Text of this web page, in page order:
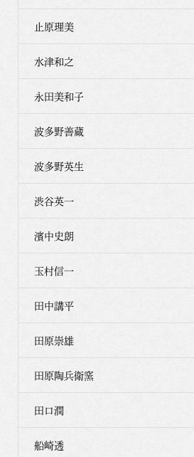
止原理美
水津和之
永田美和子
波多野善蔵
波多野英生
渋谷英一
濱中史朗
玉村信一
田中講平
田原崇雄
田原陶兵衛窯
田口潤
船崎透